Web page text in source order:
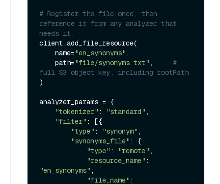
# Register the file once, then
reference it from any analyzer that
needs it.
client.add_file_resource(
    name=
"en_synonyms" ,
    path=
"file/synonyms.txt" , #
full S3 object key, including rootPath
)
analyzer_params = {
"tokenizer" : "standard" ,
"filter" : [{
"type" : "synonym" ,
"synonyms_file" : {
"type" : "remote" ,
"resource_name"
"en_synonyms" ,
"file_name"